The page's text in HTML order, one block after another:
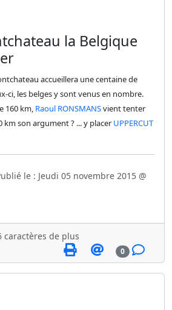
la Belgique
accueillera une centaine de
ci, les belges y sont venus en nombre.
160 km, Raoul RONSMANSvient tenter
km son argument ? ... y placer UPPERCUT
le : Jeudi 05 novembre 2015 @
caractères de plus
0